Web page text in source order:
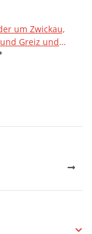
um Zwickau,
Greiz und
1:35.000